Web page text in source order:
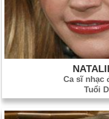
Ca sĩ nhạc
Tuổi